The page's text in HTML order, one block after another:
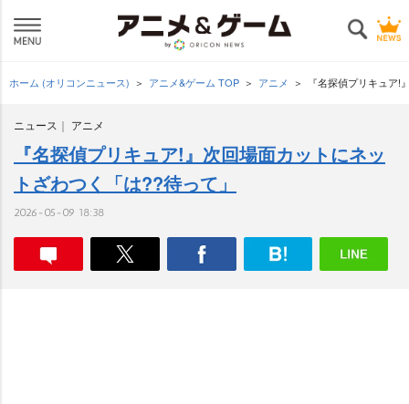
ホーム (オリコンニュース) アニメ&ゲーム TOP アニメ 『名探偵プリキュア!
ニュース アニメ
『名探偵プリキュア!』次回場面カットにネッ
トざわつく「は??待って」
2026-05-09 18:38